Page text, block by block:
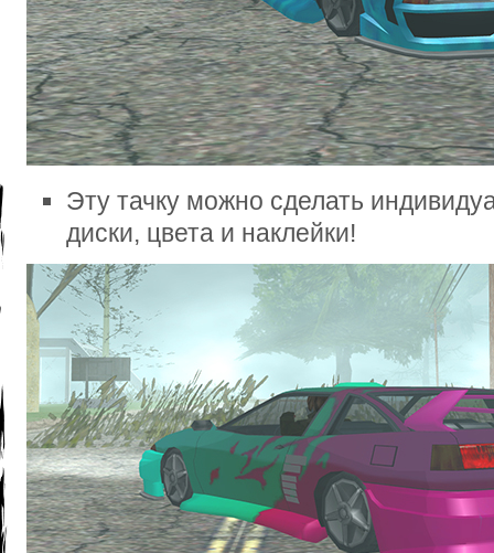
Эту тачку можно сделать
диски, цвета и наклейки!